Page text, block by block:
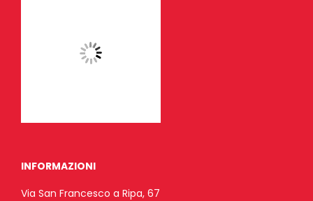
INFORMAZIONI
Via San Francesco a Ripa, 67